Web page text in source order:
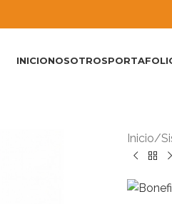
INICIONOSOTROS
Inicio/